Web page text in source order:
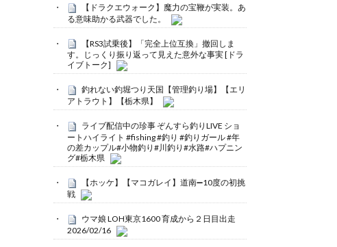
【ドラクエウォーク】魔力の宝鞭が実装。あ
る意味助かる武器でした。
【RS3試乗後】「完全上位互換」撤回しま
す。じっくり振り返って見えた意外な事実 [ドラ
イブトーク]
釣れない釣堀つり天国【管理釣り場】【エリ
アトラウト】【栃木県】
ライブ配信中の珍事 ぞんすら釣りLIVE ショ
ートハイライト #fishing #釣り #釣りガール #年
の差カップル#小物釣り#川釣り#水路#ハプニン
グ#栃木県
【ホッケ】【マコガレイ】道南➖10度の初挑
戦
ウマ娘 LOH東京1600 育成から２日目出走
2026/02/16